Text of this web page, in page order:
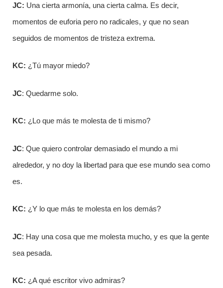
JC: Una cierta armonía, una cierta calma. Es decir,
momentos de euforia pero no radicales, y que no sean
seguidos de momentos de tristeza extrema.
KC: ¿Tú mayor miedo?
JC: Quedarme solo.
KC: ¿Lo que más te molesta de ti mismo?
JC: Que quiero controlar demasiado el mundo a mi
alrededor, y no doy la libertad para que ese mundo sea como
es.
KC: ¿Y lo que más te molesta en los demás?
JC: Hay una cosa que me molesta mucho, y es que la gente
sea pesada.
KC: ¿A qué escritor vivo admiras?